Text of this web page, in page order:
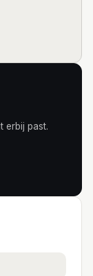
erbij past.